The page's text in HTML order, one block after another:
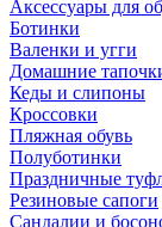
Аксессуары для
Ботинки
Валенки и угги
Домашние
Кеды и слипоны
Кроссовки
Пляжная обувь
Полуботинки
Праздничные
Резиновые сапоги
Сандалии и